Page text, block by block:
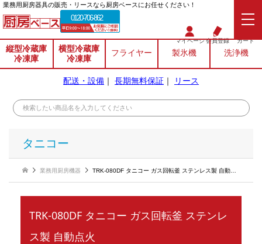
業務⽤厨房器具の販売・リースなら厨房ベースにお任せください！
0120-706-862
マイページ会員登録 カート
縦型冷蔵庫
冷凍庫
横型冷蔵庫
冷凍庫
フライヤー 製氷機 洗浄機
配送・設備 ｜ 長期無料保証 ｜ リース
タニコー
業務用厨房機器 TRK-080DF タニコー ガス回転釜 ステンレス製 自動点火
TRK-080DF タニコー ガス回転釜 ステンレ
ス製 自動点火